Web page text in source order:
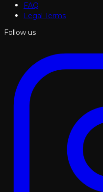
FAQ
Legal Terms
Follow us